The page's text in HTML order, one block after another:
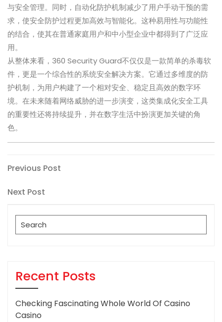
与安全管理。同时，自动化防护机制减少了用户手动干预的需
求，使安全防护过程更加高效与智能化。这种易用性与功能性
的结合，使其在普通家庭用户和中小型企业中都得到了广泛应
用。
从整体来看，360 Security Guard不仅仅是一款简单的杀毒软
件，更是一个综合性的系统安全解决方案。它通过多维度的防
护机制，为用户构建了一个相对安全、稳定且高效的数字环
境。在未来随着网络威胁的进一步演变，这类集成化安全工具
的重要性还将持续提升，并在数字生活中扮演更加关键的角
色。
Post
navigation
Previous
Previous Post
Next
Next Post
Search
for:
Recent Posts
Checking Fascinating Whole World Of Casino
Casino